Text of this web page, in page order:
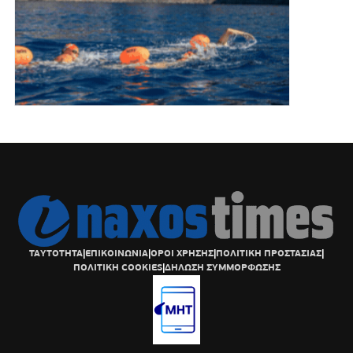
ΤΑΥΤΟΤΗΤΑ|ΕΠΙΚΟΙΝΩΝΙΑ|ΟΡΟΙ ΧΡΗΣΗΣ|ΠΟΛΙΤΙΚΗ ΠΡΟΣΤΑΣΙΑΣ|
ΠΟΛΙΤΙΚΗ COOKIES|ΔΗΛΩΣΗ ΣΥΜΜΟΡΦΩΣΗΣ